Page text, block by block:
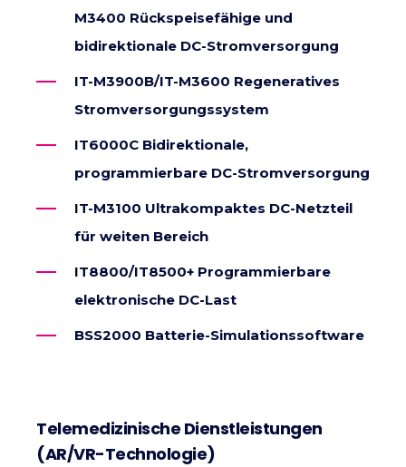
M3400 Rückspeisefähige und
bidirektionale DC-Stromversorgung
IT-M3900B/IT-M3600 Regeneratives
Stromversorgungssystem
IT6000C Bidirektionale,
programmierbare DC-Stromversorgung
IT-M3100 Ultrakompaktes DC-Netzteil
für weiten Bereich
IT8800/IT8500+ Programmierbare
elektronische DC-Last
BSS2000 Batterie-Simulationssoftware
Telemedizinische Dienstleistungen
(AR/VR-Technologie)